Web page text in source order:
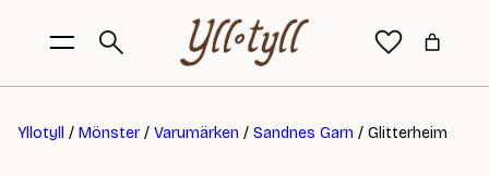
Yllotyll / Mönster/ Varumärken / Sandnes Garn / Glitterheim